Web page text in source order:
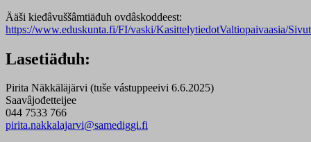
Ääši kieđâvuššâmtiäđuh ovdâskoddeest:
https://www.eduskunta.fi/FI/vaski/KasittelytiedotValtiopaivaasia/
Lasetiäđuh:
Pirita Näkkäläjärvi (tuše vástuppeeivi 6.6.2025)
Saavâjođetteijee
044 7533 766
pirita.nakkalajarvi@samediggi.fi